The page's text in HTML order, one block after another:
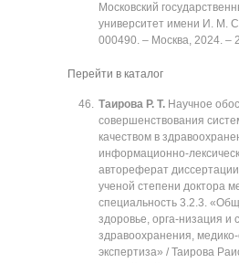
Московский
университет имени И. М.
000490. ‒ Москва, 2024. ‒
Перейти в каталог
Таирова Р. Т. Научное
совершенствования
качеством в
информационно-
автореферат
ученой степени доктора
специальность 3.2.3.
здоровье, орга-низация и
здравоохранения,
экспертиза» / Таирова